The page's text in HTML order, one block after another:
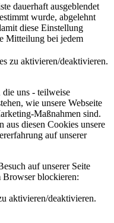
dauerhaft ausgeblendet
wurde, abgelehnt
diese Einstellung
Mitteilung bei jedem
zu aktivieren/deaktivieren.
uns - teilweise
wie unsere Webseite
Maßnahmen sind.
diesen Cookies unsere
auf unserer
auf unserer Seite
Browser blockieren:
aktivieren/deaktivieren.